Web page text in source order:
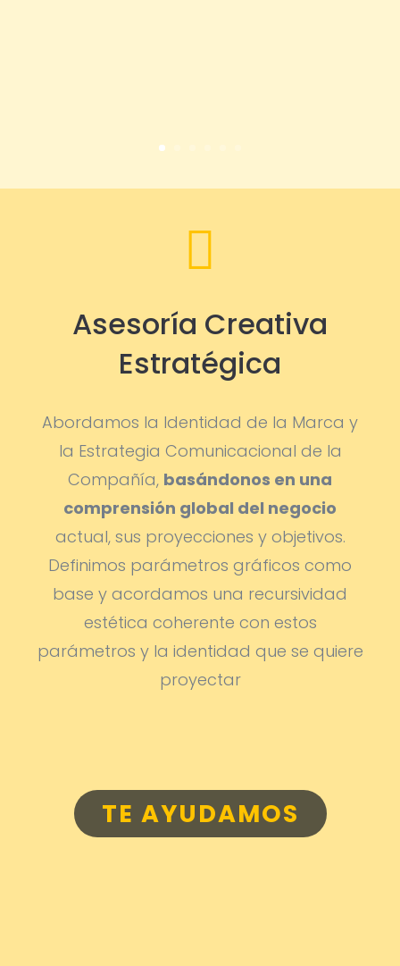

Asesoría Creativa
Estratégica
Abordamos la Identidad de la Marca y
la Estrategia Comunicacional de la
Compañía, basándonos en una
comprensión global del negocio
actual, sus proyecciones y objetivos.
Definimos parámetros gráficos como
base y acordamos una recursividad
estética coherente con estos
parámetros y la identidad que se quiere
proyectar
TE AYUDAMOS